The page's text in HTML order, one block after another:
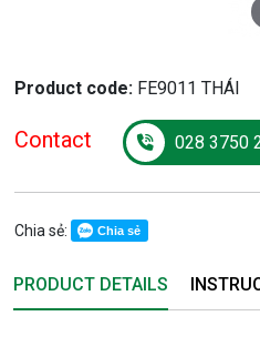
Product code: FE9011 THÁI
Contact 028 3750
Chia sẻ: Chia sẻ
PRODUCT DETAILS